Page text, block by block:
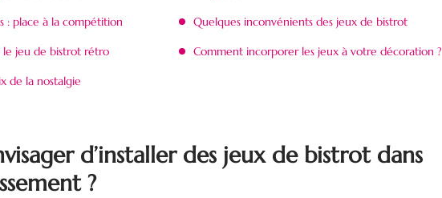
: place à la compétition
le jeu de bistrot rétro
de la nostalgie
Quelques inconvénients des jeux de bistrot
Comment incorporer les jeux à votre décoration ?
d’installer des jeux de bistrot dans
?